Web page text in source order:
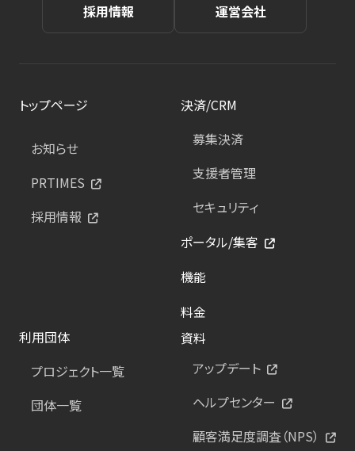
採用情報 運営会社
トップページ
お知らせ
PRTIMES
採用情報
決済/CRM
募集決済
支援者管理
セキュリティ
ポータル/集客
機能
料金
利用団体
プロジェクト一覧
団体一覧
資料
アップデート
ヘルプセンター
顧客満足度調査（NPS）